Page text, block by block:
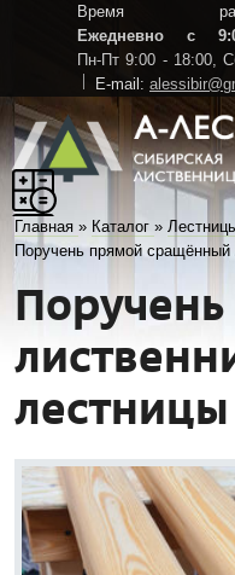
Время
Ежедневно с
Пн-Пт 9:00 - 18:00,
E-mail:
Главная » Каталог »
Поручень прямой сращённый
Поручень
лестницы